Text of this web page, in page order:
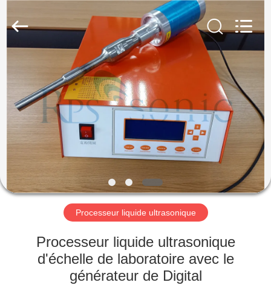
PRODUITS
AU
SUJET
DE
NOUS
VISITE
D'USINE
Co.,
Rights
Processeur liquide ultrasonique
Processeur liquide ultrasonique
d'échelle de laboratoire avec le
générateur de Digital